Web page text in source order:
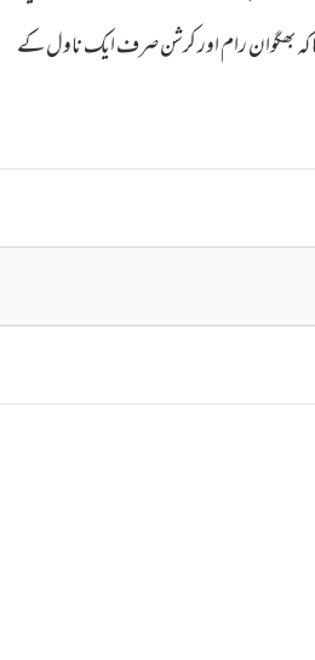
کہ بھگوان رام اور کرشن صرف ایک ناول کے